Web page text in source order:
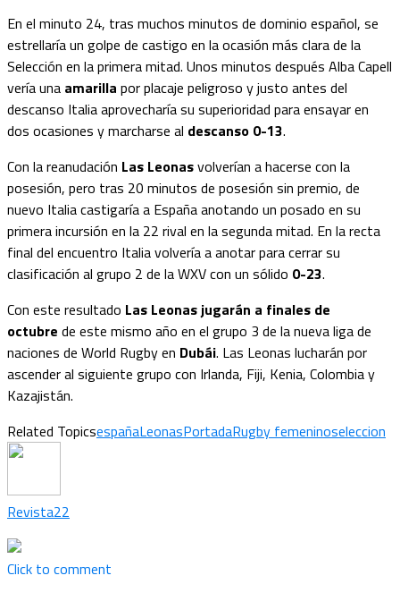
En el minuto 24, tras muchos minutos de dominio español, se
estrellaría un golpe de castigo en la ocasión más clara de la
Selección en la primera mitad. Unos minutos después Alba Capell
vería una amarilla por placaje peligroso y justo antes del
descanso Italia aprovecharía su superioridad para ensayar en
dos ocasiones y marcharse al descanso 0-13.
Con la reanudación Las Leonasvolverían a hacerse con la
posesión, pero tras 20 minutos de posesión sin premio, de
nuevo Italia castigaría a España anotando un posado en su
primera incursión en la 22 rival en la segunda mitad. En la recta
final del encuentro Italia volvería a anotar para cerrar su
clasificación al grupo 2 de la WXV con un sólido 0-23.
Con este resultado Las Leonas jugarán a finales de
octubre de este mismo año en el grupo 3 de la nueva liga de
naciones de World Rugby en Dubái. Las Leonas lucharán por
ascender al siguiente grupo con Irlanda, Fiji, Kenia, Colombia y
Kazajistán.
Related TopicsespañaLeonasPortadaRugby femeninoseleccion
Revista22
Click to comment